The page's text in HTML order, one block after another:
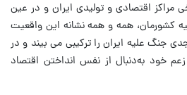
اقتصادی و تولیدی ایران و در عین
کشورمان، همه و همه نشانه این واقعیت
جنگ علیه ایران را ترکیبی می بیند و در
خود به‌دنبال از نفس انداختن اقتصاد